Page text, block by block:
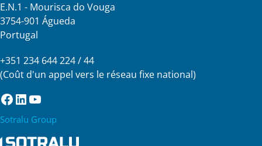
E.N.1 - Mourisca do Vouga
3754-901 Águeda
Portugal
+351 234 644 224 / 44
(Coût d'un appel vers le réseau fixe national)
Facebook
LinkedIn
YouTube
Sotralu Group